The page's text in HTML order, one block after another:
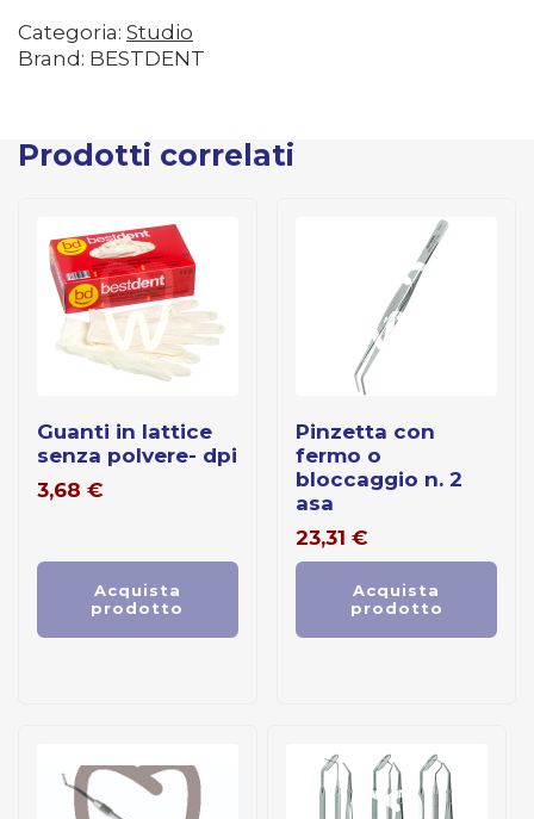
Categoria: Studio
Brand: BESTDENT
Prodotti correlati
guanti in lattice
senza polvere- dpi
3,68 €
Acquista
prodotto
pinzetta con
fermo o
bloccaggio n. 2
asa
23,31 €
Acquista
prodotto